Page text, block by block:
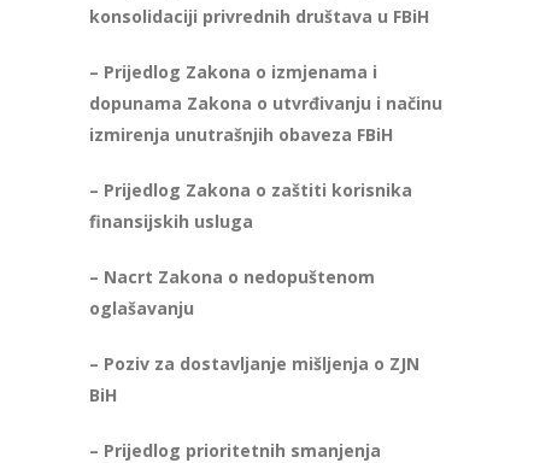
konsolidaciji privrednih društava u FBiH
– Prijedlog Zakona o izmjenama i
dopunama Zakona o utvrđivanju i načinu
izmirenja unutrašnjih obaveza FBiH
– Prijedlog Zakona o zaštiti korisnika
finansijskih usluga
– Nacrt Zakona o nedopuštenom
oglašavanju
– Poziv za dostavljanje mišljenja o ZJN
BiH
– Prijedlog prioritetnih smanjenja